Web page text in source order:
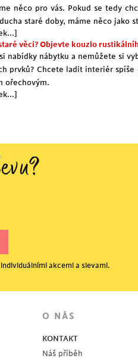
něco pro vás. Pokud se tedy
staré doby, máme něco jako
věci? Objevte kouzlo
nabídky nábytku a nemůžete si
prvků? Chcete ladit interiér
ořechovým.
akcemi a slevami.
O NÁS
KONTAKT
Náš příběh